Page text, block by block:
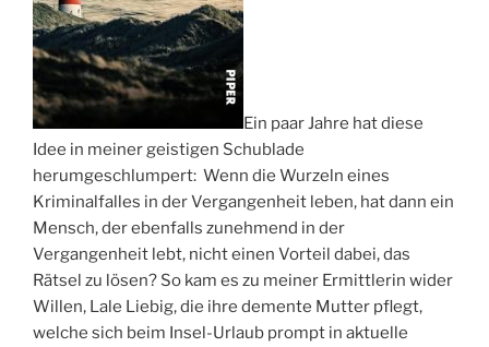
Ein paar Jahre hat diese
Idee in meiner geistigen Schublade
herumgeschlumpert: Wenn die Wurzeln eines
Kriminalfalles in der Vergangenheit leben, hat dann ein
Mensch, der ebenfalls zunehmend in der
Vergangenheit lebt, nicht einen Vorteil dabei, das
Rätsel zu lösen? So kam es zu meiner Ermittlerin wider
Willen, Lale Liebig, die ihre demente Mutter pflegt,
welche sich beim Insel-Urlaub prompt in aktuelle